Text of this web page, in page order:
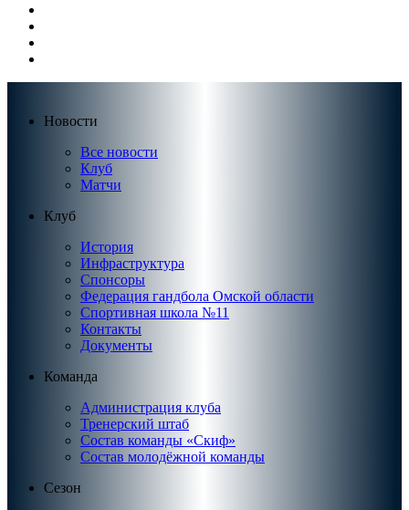
Новости
Все новости
Клуб
Матчи
Клуб
История
Инфраструктура
Спонсоры
Федерация гандбола Омской области
Спортивная школа №11
Контакты
Документы
Команда
Администрация клуба
Тренерский штаб
Состав команды «Скиф»
Состав молодёжной команды
Сезон